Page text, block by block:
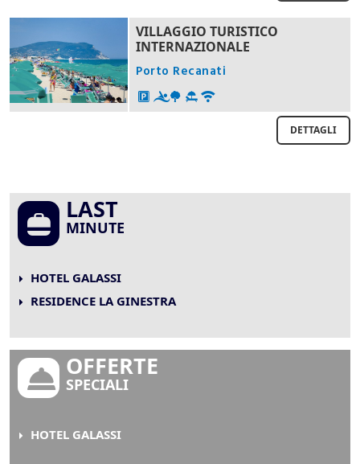
VILLAGGIO TURISTICO
INTERNAZIONALE
Porto Recanati
DETTAGLI
LAST
MINUTE
HOTEL GALASSI
RESIDENCE LA GINESTRA
OFFERTE
SPECIALI
HOTEL GALASSI